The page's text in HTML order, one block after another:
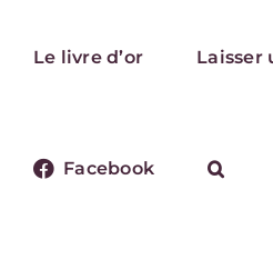
Le livre d’or Laisser
Facebook